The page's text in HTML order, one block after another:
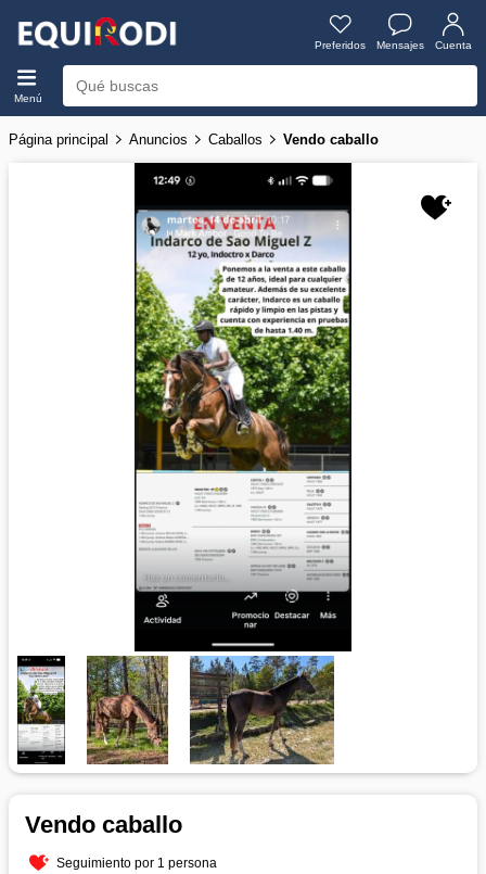
Preferidos Mensajes Cuenta
Menú
Página principal Anuncios Caballos Vendo caballo
Vendo caballo
Seguimiento por 1 persona